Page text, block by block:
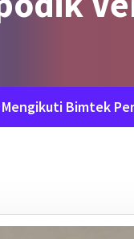
Bimtek